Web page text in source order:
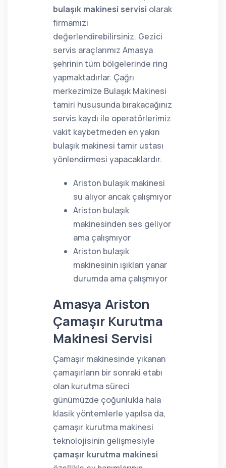
bulaşık makinesi servisi olarak
firmamızı
değerlendirebilirsiniz. Gezici
servis araçlarımız Amasya
şehrinin tüm bölgelerinde ring
yapmaktadırlar. Çağrı
merkezimize Bulaşık Makinesi
tamiri hususunda bırakacağınız
servis kaydı ile operatörlerimiz
vakit kaybetmeden en yakın
bulaşık makinesi tamir ustası
yönlendirmesi yapacaklardır.
Ariston bulaşık makinesi
su alıyor ancak çalışmıyor
Ariston bulaşık
makinesinden ses geliyor
ama çalışmıyor
Ariston bulaşık
makinesinin ışıkları yanar
durumda ama çalışmıyor
Amasya Ariston
Çamaşır Kurutma
Makinesi Servisi
Çamaşır makinesinde yıkanan
çamaşırların bir sonraki etabı
olan kurutma süreci
günümüzde çoğunlukla hala
klasik yöntemlerle yapılsa da,
çamaşır kurutma makinesi
teknolojisinin gelişmesiyle
çamaşır kurutma makinesi